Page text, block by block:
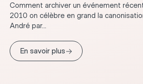
Comment archiver un événement
2010 on célèbre en grand la
André par...
En savoir plus→